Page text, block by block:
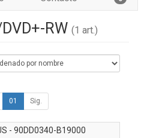
RW (1 art.)
01 Sig.
- 90DD0340-B19000